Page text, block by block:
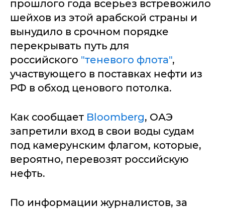
прошлого года всерьез встревожило
шейхов из этой арабской страны и
вынудило в срочном порядке
перекрывать путь для
российского "теневого флота",
участвующего в поставках нефти из
РФ в обход ценового потолка.
Как сообщает Bloomberg, ОАЭ
запретили вход в свои воды судам
под камерунским флагом, которые,
вероятно, перевозят российскую
нефть.
По информации журналистов, за